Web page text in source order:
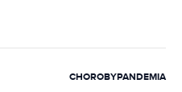
CHOROBYPANDEMIA